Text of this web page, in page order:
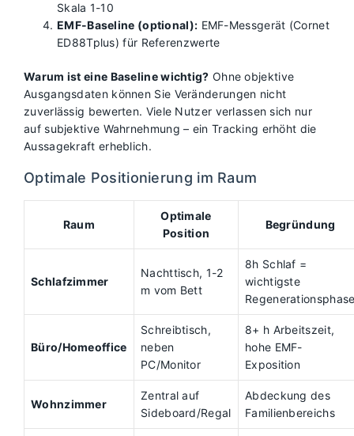
Skala 1-10
EMF-Baseline (optional): EMF-Messgerät (Cornet
ED88Tplus) für Referenzwerte
Warum ist eine Baseline wichtig? Ohne objektive
Ausgangsdaten können Sie Veränderungen nicht
zuverlässig bewerten. Viele Nutzer verlassen sich nur
auf subjektive Wahrnehmung – ein Tracking erhöht die
Aussagekraft erheblich.
Optimale Positionierung im Raum
Raum
Optimale
Position
Begründung
Schlafzimmer
Nachttisch, 1-2
m vom Bett
8h Schlaf =
wichtigste
Büro/Homeoffice
Schreibtisch,
neben
PC/Monitor
8+ h Arbeitszeit,
hohe EMF-
Exposition
Wohnzimmer
Zentral auf
Sideboard/Regal
Abdeckung des
Familienbereichs